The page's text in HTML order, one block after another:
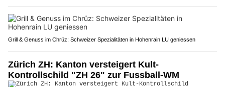
Grill & Genuss im Chrüz: Schweizer Spezialitäten in Hohenrain LU geniessen
Zürich ZH: Kanton versteigert Kult-
Kontrollschild "ZH 26" zur Fussball-WM